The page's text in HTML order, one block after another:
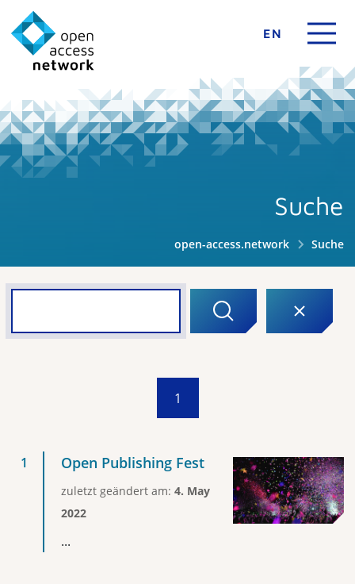
EN
Suche
open-access.network Suche
1
Open Publishing Fest
zuletzt geändert am: 4. May
2022
...